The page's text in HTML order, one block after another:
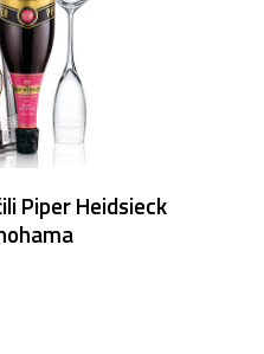
Piper Heidsieck